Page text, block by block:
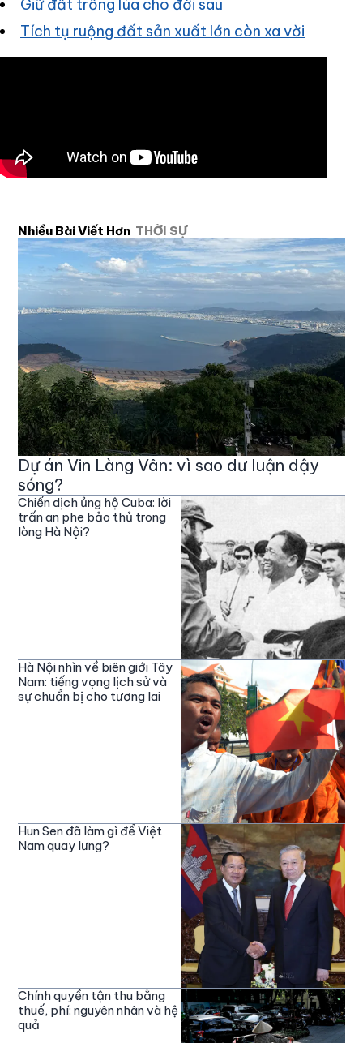
Giữ đất trồng lúa cho đời sau
Tích tụ ruộng đất sản xuất lớn còn xa vời
Nhiều Bài Viết Hơn THỜI SỰ
Dự án Vin Làng Vân: vì sao dư luận dậy
sóng?
Chiến dịch ủng hộ Cuba: lời
trấn an phe bảo thủ trong
lòng Hà Nội?
Hà Nội nhìn về biên giới Tây
Nam: tiếng vọng lịch sử và
sự chuẩn bị cho tương lai
Hun Sen đã làm gì để Việt
Nam quay lưng?
Chính quyền tận thu bằng
thuế, phí: nguyên nhân và hệ
quả